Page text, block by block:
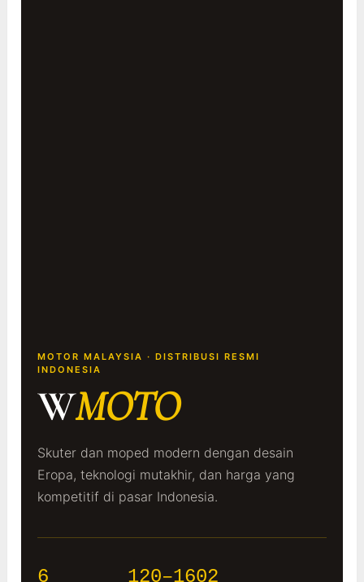
MOTOR MALAYSIA · DISTRIBUSI RESMI
INDONESIA
WMOTO
Skuter dan moped modern dengan desain
Eropa, teknologi mutakhir, dan harga yang
kompetitif di pasar Indonesia.
6 120–1602